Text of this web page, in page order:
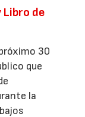
Libro de
30
que
la